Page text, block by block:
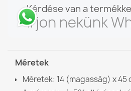
Kérdése van a
Írjon nekünk
Méretek
Méretek: 14 (magasság) x 45